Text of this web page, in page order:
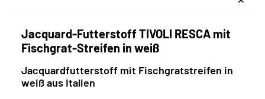
Jacquard-Futterstoff TIVOLI RESCA mit
Fischgrat-Streifen in weiß
Jacquardfutterstoff mit Fischgratstreifen in
weiß aus Italien